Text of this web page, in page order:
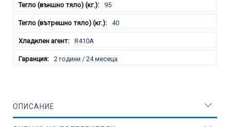
95
40
R410A
2 години / 24 месеца
ОПИСАНИЕ